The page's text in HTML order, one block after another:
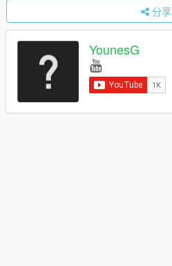
分享
YounesG